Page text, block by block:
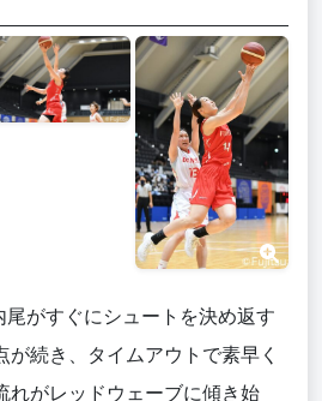
がすぐにシュートを決め返す
が続き、タイムアウトで素早く
れがレッドウェーブに傾き始